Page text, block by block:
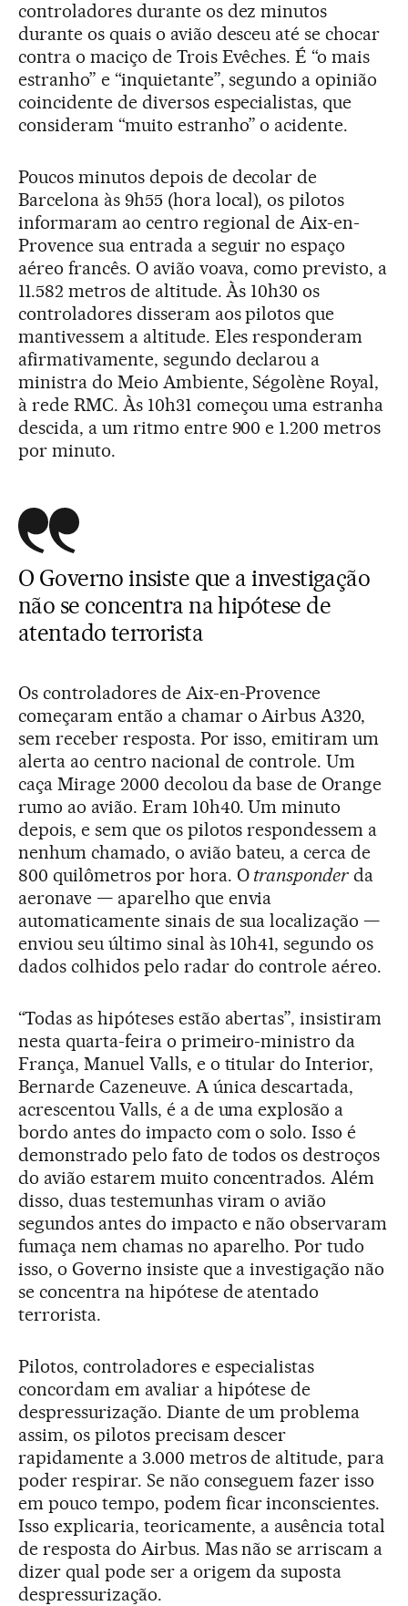
controladores durante os dez minutos
durante os quais o avião desceu até se chocar
contra o maciço de Trois Evêches. É “o mais
estranho” e “inquietante”, segundo a opinião
coincidente de diversos especialistas, que
consideram “muito estranho” o acidente.
Poucos minutos depois de decolar de
Barcelona às 9h55 (hora local), os pilotos
informaram ao centro regional de Aix-en-
Provence sua entrada a seguir no espaço
aéreo francês. O avião voava, como previsto, a
11.582 metros de altitude. Às 10h30 os
controladores disseram aos pilotos que
mantivessem a altitude. Eles responderam
afirmativamente, segundo declarou a
ministra do Meio Ambiente, Ségolène Royal,
à rede RMC. Às 10h31 começou uma estranha
descida, a um ritmo entre 900 e 1.200 metros
por minuto.
O Governo insiste que a investigação
não se concentra na hipótese de
atentado terrorista
Os controladores de Aix-en-Provence
começaram então a chamar o Airbus A320,
sem receber resposta. Por isso, emitiram um
alerta ao centro nacional de controle. Um
caça Mirage 2000 decolou da base de Orange
rumo ao avião. Eram 10h40. Um minuto
depois, e sem que os pilotos respondessem a
nenhum chamado, o avião bateu, a cerca de
800 quilômetros por hora. O transponder da
aeronave — aparelho que envia
automaticamente sinais de sua localização —
enviou seu último sinal às 10h41, segundo os
dados colhidos pelo radar do controle aéreo.
“Todas as hipóteses estão abertas”, insistiram
nesta quarta-feira o primeiro-ministro da
França, Manuel Valls, e o titular do Interior,
Bernarde Cazeneuve. A única descartada,
acrescentou Valls, é a de uma explosão a
bordo antes do impacto com o solo. Isso é
demonstrado pelo fato de todos os destroços
do avião estarem muito concentrados. Além
disso, duas testemunhas viram o avião
segundos antes do impacto e não observaram
fumaça nem chamas no aparelho. Por tudo
isso, o Governo insiste que a investigação não
se concentra na hipótese de atentado
terrorista.
Pilotos, controladores e especialistas
concordam em avaliar a hipótese de
despressurização. Diante de um problema
assim, os pilotos precisam descer
rapidamente a 3.000 metros de altitude, para
poder respirar. Se não conseguem fazer isso
em pouco tempo, podem ficar inconscientes.
Isso explicaria, teoricamente, a ausência total
de resposta do Airbus. Mas não se arriscam a
dizer qual pode ser a origem da suposta
despressurização.